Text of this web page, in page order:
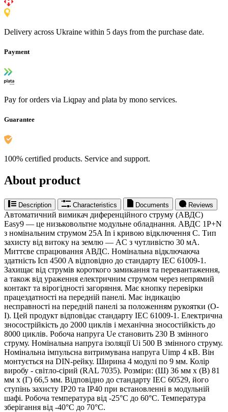
Delivery across Ukraine within 5 days from the purchase date.
Payment
Pay for orders via Liqpay and plata by mono services.
Guarantee
100% certified products. Service and support.
About product
Description Characteristics Documents Reviews
Автоматичний вимикач диференційного струму (АВДС)
Easy9 — це низьковольтне модульне обладнання. АВДС 1P+N
з номінальним струмом 25A In і кривою відключення C. Тип
захисту від витоку на землю — AC з чутливістю 30 мА.
Миттєве спрацювання АВДС. Номінальна відключаюча
здатність Icn 4500 A відповідно до стандарту IEC 61009-1.
Захищає від струмів короткого замикання та перевантаження,
а також від ураження електричним струмом через непрямий
контакт та вірогідності загоряння. Має кнопку перевірки
працездатності на передній панелі. Має індикацію
несправності на передній панелі за положенням рукоятки (O-
I). Цей продукт відповідає стандарту IEC 61009-1. Електрична
зносострійкість до 2000 циклів і механічна зносостійкість до
8000 циклів. Робоча напруга Ue становить 230 В змінного
струму. Номінальна напруга ізоляції Ui 500 В змінного струму.
Номінальна імпульсна витримувана напруга Uimp 4 кВ. Він
монтується на DIN-рейку. Ширина 4 модулі по 9 мм. Колір
виробу - світло-сірий (RAL 7035). Розміри: (Ш) 36 мм x (В) 81
мм x (Г) 66,5 мм. Відповідно до стандарту IEC 60529, його
ступінь захисту IP20 та IP40 при встановленні в модульній
шафі. Робоча температура від -25°C до 60°C. Температура
зберігання від -40°С до 70°С.